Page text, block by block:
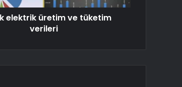
elektrik üretim ve tüketim
verileri